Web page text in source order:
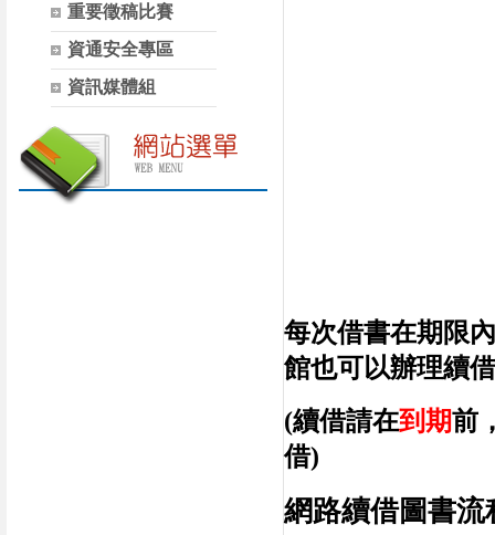
重要徵稿比賽
資通安全專區
資訊媒體組
每次借書在期限
館也可以辦理續
(續借請在到期前
借)
網路續借圖書流